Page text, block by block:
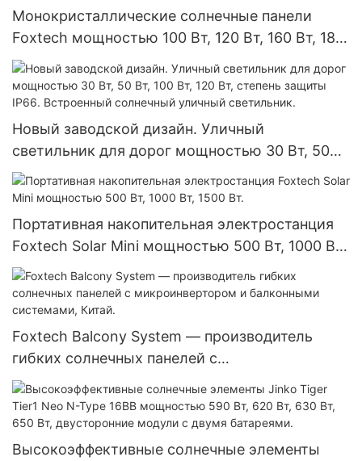
Монокристаллические солнечные панели
Foxtech мощностью 100 Вт, 120 Вт, 160 Вт, 18
В, 32 ячейки, для домашних систем.
Новый заводской дизайн. Уличный
светильник для дорог мощностью 30 Вт, 50
Вт, 100 Вт, 120 Вт, степень защиты IP66.
Встроенный солнечный уличный светильник.
Портативная накопительная электростанция
Foxtech Solar Mini мощностью 500 Вт, 1000 Вт,
1500 Вт.
Foxtech Balcony System — производитель
гибких солнечных панелей с
микроинвертором и балконными системами,
Китай.
Высокоэффективные солнечные элементы